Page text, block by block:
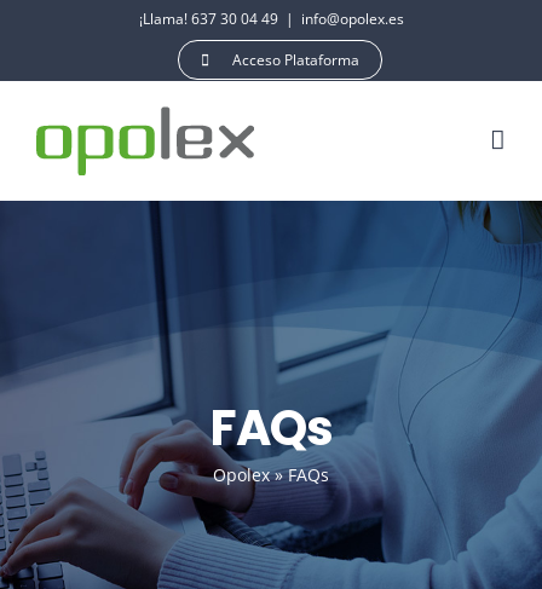
contenido
¡Llama! 637 30 04 49 | info@opolex.es
Acceso Plataforma
FAQs
Opolex»FAQs